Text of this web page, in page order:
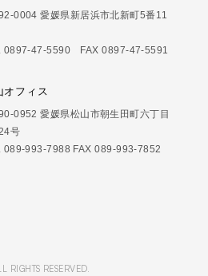
0004 愛媛県新居浜市北新町5番11
0897-47-5590 FAX 0897-47-5591
オフィス
0952 愛媛県松山市朝生田町六丁目
号
089-993-7988 FAX 089-993-7852
RESERVED.